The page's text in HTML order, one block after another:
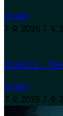
Zradci
7. 9. 2025 7. 9.
Zrádci 2 –
Zradci
7. 9. 2025 7. 9.